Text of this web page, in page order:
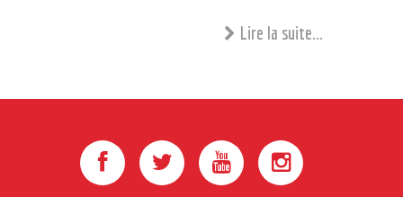
Lire la suite...